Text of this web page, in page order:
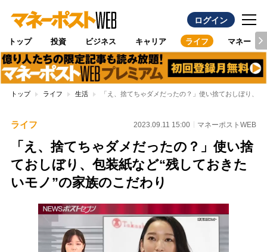
ログイン
トップ 投資 ビジネス キャリア ライフ マネー
トップ ライフ 生活 「え、捨てちゃダメだったの？」使い捨ておしぼり、
ライフ 2023.09.11 15:00 マネーポストWEB
「え、捨てちゃダメだったの？」使い捨
ておしぼり、包装紙など“残しておきた
いモノ”の家族のこだわり